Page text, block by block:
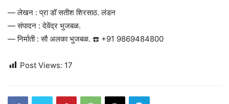
— लेखन : प्रा डॉ सतीश शिरसाठ. लंडन
— संपादन : देवेंद्र भुजबळ.
— निर्माती : सौ अलका भुजबळ. ☎️ +91 9869484800
Post Views: 17